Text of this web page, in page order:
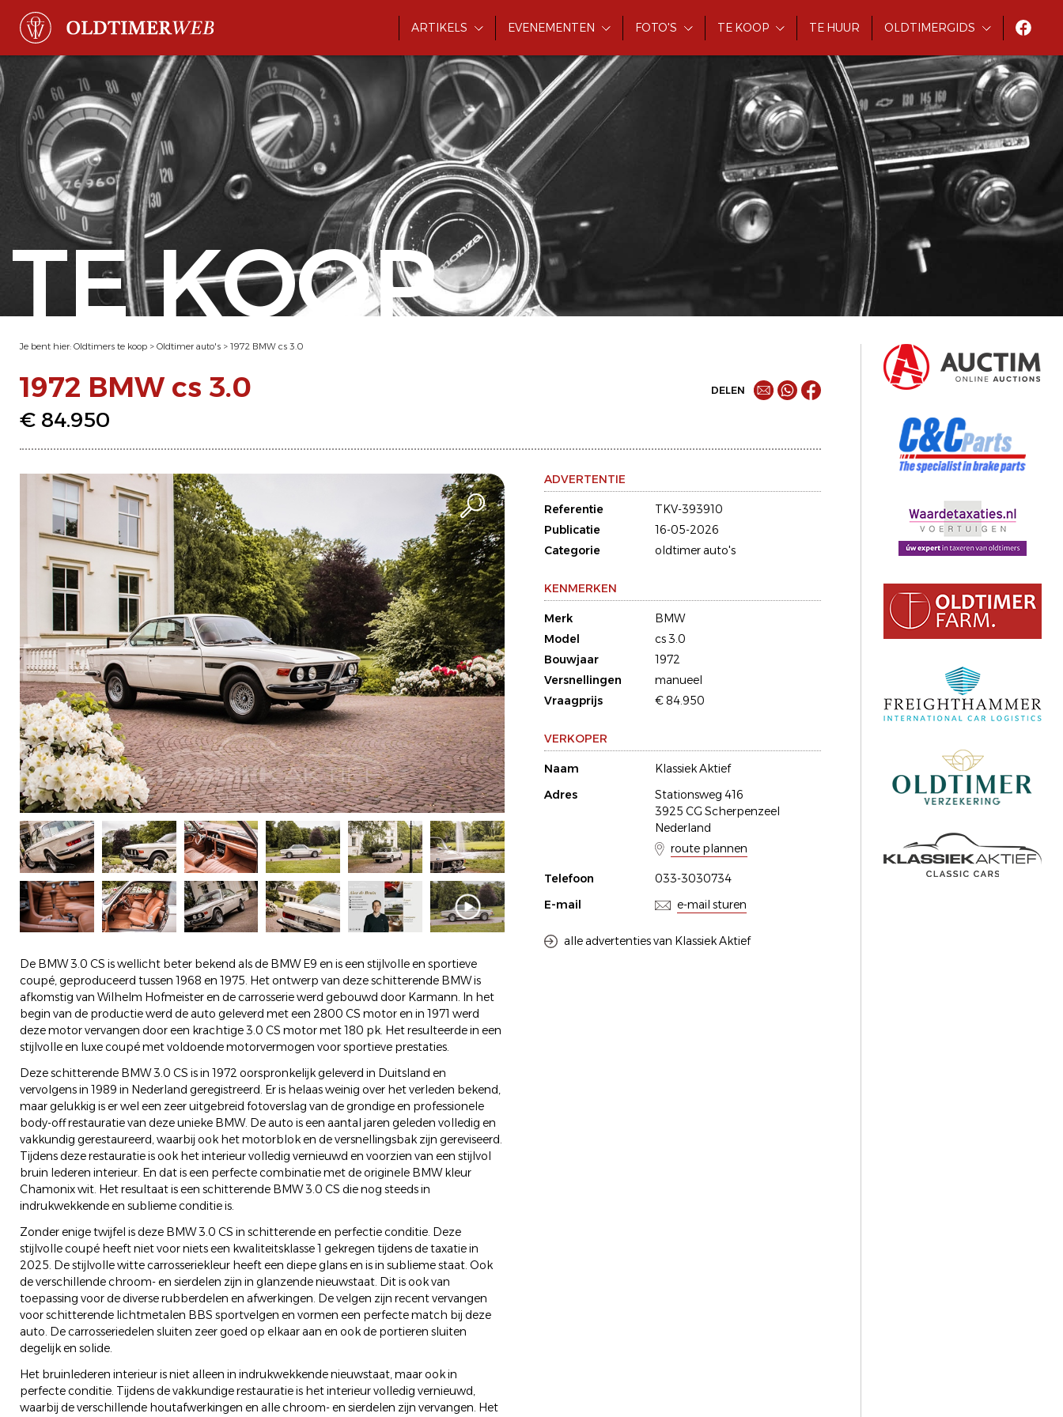
ARTIKELS EVENEMENTEN FOTO'S TE KOOP TE HUUR OLDTIMERGIDS
TE KOOP
Je bent hier: Oldtimers te koop > Oldtimer auto's > 1972 BMW cs 3.0
1972 BMW cs 3.0
€ 84.950
DELEN
De BMW 3.0 CS is wellicht beter bekend als de BMW E9 en is een stijlvolle en sportieve
coupé, geproduceerd tussen 1968 en 1975. Het ontwerp van deze schitterende BMW is
afkomstig van Wilhelm Hofmeister en de carrosserie werd gebouwd door Karmann. In het
begin van de productie werd de auto geleverd met een 2800 CS motor en in 1971 werd
deze motor vervangen door een krachtige 3.0 CS motor met 180 pk. Het resulteerde in een
stijlvolle en luxe coupé met voldoende motorvermogen voor sportieve prestaties.
Deze schitterende BMW 3.0 CS is in 1972 oorspronkelijk geleverd in Duitsland en
vervolgens in 1989 in Nederland geregistreerd. Er is helaas weinig over het verleden bekend,
maar gelukkig is er wel een zeer uitgebreid fotoverslag van de grondige en professionele
body-off restauratie van deze unieke BMW. De auto is een aantal jaren geleden volledig en
vakkundig gerestaureerd, waarbij ook het motorblok en de versnellingsbak zijn gereviseerd.
Tijdens deze restauratie is ook het interieur volledig vernieuwd en voorzien van een stijlvol
bruin lederen interieur. En dat is een perfecte combinatie met de originele BMW kleur
Chamonix wit. Het resultaat is een schitterende BMW 3.0 CS die nog steeds in
indrukwekkende en sublieme conditie is.
Zonder enige twijfel is deze BMW 3.0 CS in schitterende en perfectie conditie. Deze
stijlvolle coupé heeft niet voor niets een kwaliteitsklasse 1 gekregen tijdens de taxatie in
2025. De stijlvolle witte carrosseriekleur heeft een diepe glans en is in sublieme staat. Ook
de verschillende chroom- en sierdelen zijn in glanzende nieuwstaat. Dit is ook van
toepassing voor de diverse rubberdelen en afwerkingen. De velgen zijn recent vervangen
voor schitterende lichtmetalen BBS sportvelgen en vormen een perfecte match bij deze
auto. De carrosseriedelen sluiten zeer goed op elkaar aan en ook de portieren sluiten
degelijk en solide.
Het bruinlederen interieur is niet alleen in indrukwekkende nieuwstaat, maar ook in
perfecte conditie. Tijdens de vakkundige restauratie is het interieur volledig vernieuwd,
waarbij de verschillende houtafwerkingen en alle chroom- en sierdelen zijn vervangen. Het
ADVERTENTIE
Referentie
TKV-393910
Publicatie
16-05-2026
Categorie
oldtimer auto's
KENMERKEN
Merk
BMW
Model
cs 3.0
Bouwjaar
1972
Versnellingen
manueel
Vraagprijs
€ 84.950
VERKOPER
Naam
Klassiek Aktief
Adres
Stationsweg 416
3925 CG Scherpenzeel
Nederland
route plannen
Telefoon
033-3030734
E-mail
e-mail sturen
alle advertenties van Klassiek Aktief